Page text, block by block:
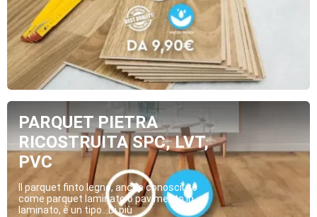
PARQUET PIETRA
RICOSTRUITA SPC, LVT,
PVC
Il parquet finto legno, anche conosciuto
come parquet laminato o pavimento in
laminato, è un tipo...Di più